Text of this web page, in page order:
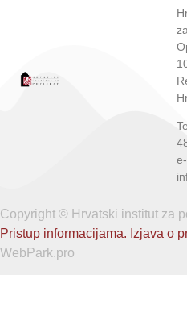
Copyright © Hrvatski institut za
Pristup informacijama. Izjava o
WebPark.pro